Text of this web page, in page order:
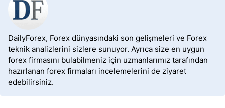
DailyForex, Forex dünyasındaki son gelişmeleri ve Forex
teknik analizlerini sizlere sunuyor. Ayrıca size en uygun
forex firmasını bulabilmeniz için uzmanlarımız tarafından
hazırlanan forex firmaları incelemelerini de ziyaret
edebilirsiniz.